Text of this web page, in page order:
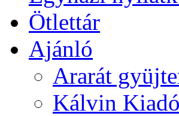
Ötlettár
Ajánló
Ararát
Kálvin Kiadó